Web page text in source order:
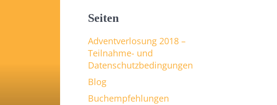
Seiten
Adventverlosung 2018 –
Teilnahme- und
Datenschutzbedingungen
Blog
Buchempfehlungen